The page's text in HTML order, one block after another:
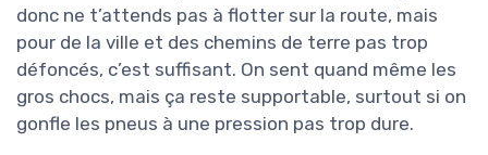
donc ne t’attends pas à flotter sur la route, mais
pour de la ville et des chemins de terre pas trop
défoncés, c’est suffisant. On sent quand même les
gros chocs, mais ça reste supportable, surtout si on
gonfle les pneus à une pression pas trop dure.